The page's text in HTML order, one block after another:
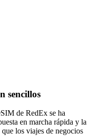
sencillos
de RedEx se ha
en marcha rápida y la
los viajes de negocios